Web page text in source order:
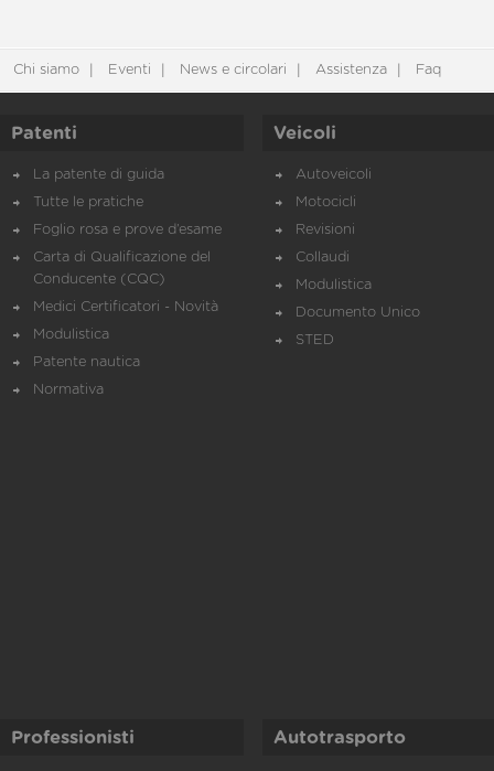
Chi siamo Eventi News e circolari Assistenza Faq
Patenti
La patente di guida
Tutte le pratiche
Foglio rosa e prove d’esame
Carta di Qualificazione del
Conducente (CQC)
Medici Certificatori - Novità
Modulistica
Patente nautica
Normativa
Veicoli
Autoveicoli
Motocicli
Revisioni
Collaudi
Modulistica
Documento Unico
STED
Professionisti Autotrasporto